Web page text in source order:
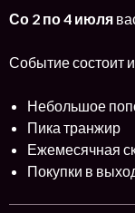
Со 2 по 4 июля
Событие состоит
Небольшое
Пика транжир
Ежемесячная
Покупки в